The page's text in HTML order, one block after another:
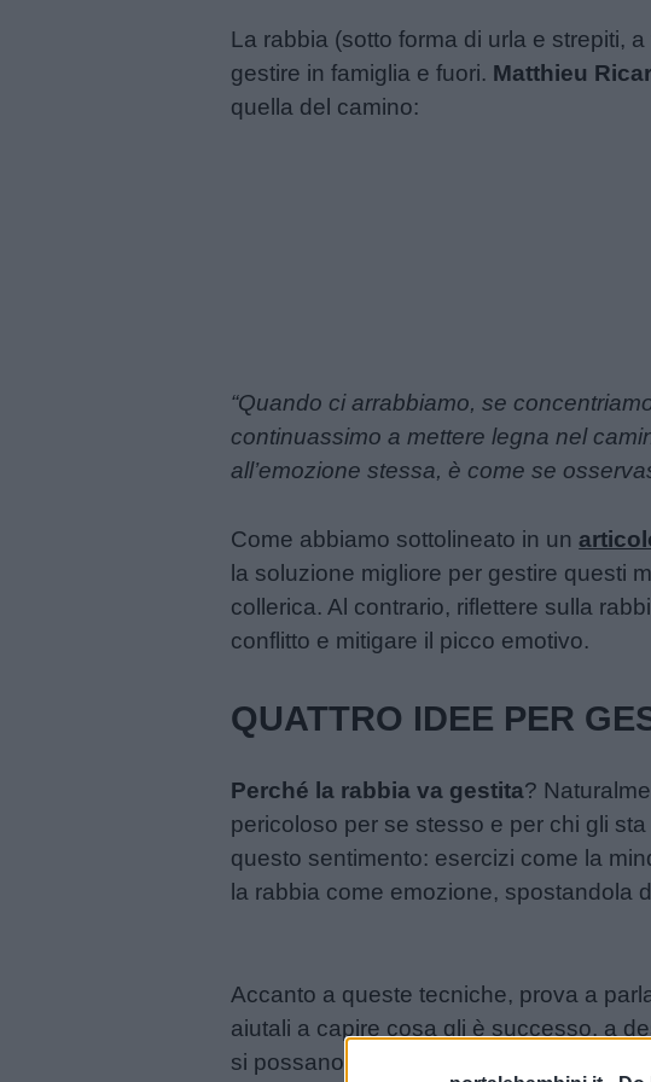
La rabbia (sotto forma di urla e strepiti,
gestire in famiglia e fuori. Matthieu
quella del camino:
“Quando ci arrabbiamo, se
continuassimo a mettere legna nel
all’emozione stessa, è come se
Come abbiamo sottolineato in un
la soluzione migliore per gestire questi
collerica. Al contrario, riflettere sulla
conflitto e mitigare il picco emotivo.
QUATTRO IDEE PER
Perché la rabbia va gestita?
pericoloso per se stesso e per chi gli
questo sentimento: esercizi come la
la rabbia come emozione, spostandola
Accanto a queste tecniche, prova a
aiutali a capire cosa gli è successo, a
si possano gestire senza problemi.